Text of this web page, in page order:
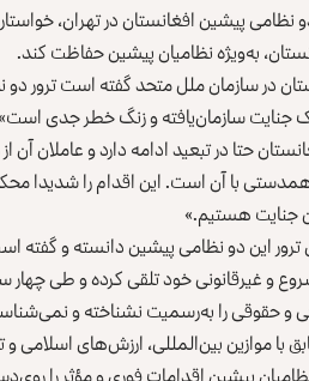
پیشین افغانستان در تهران، خواستار
به‌ویژه نظامیان پیشین حفاظت کند.
در سازمان ملل متحد گفته است ترور دو
جنایت سازمان‌یافته و زنگ خطر جدی
حتا در تبعید ادامه دارد و عاملان آن
با آن است. این اقدام را شدیدا
جنایت هستیم.»
ترور این دو نظامی پیشین دانسته و گفته
و غیرقانونی خود تلقی کرده و طی چهار
و حقوقی را به‌رسمیت نشناخته و
با موازین بین‌المللی، ارزش‌های اسلامی